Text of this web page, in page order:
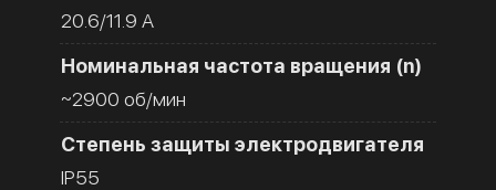
20.6/11.9 A
Номинальная частота вращения (n)
~2900 об/мин
Степень защиты электродвигателя
IP55